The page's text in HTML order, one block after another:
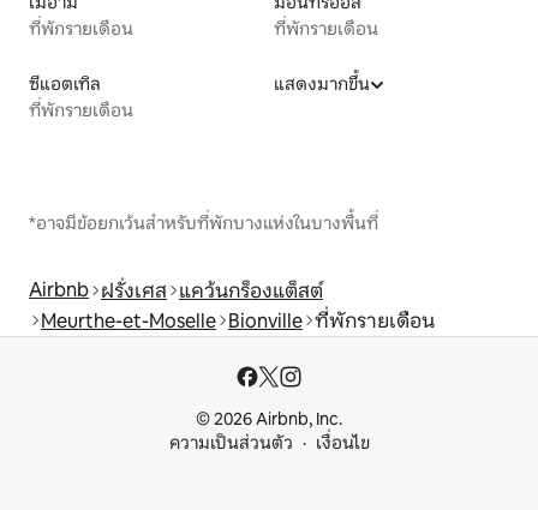
ที่พักรายเดือน
ที่พักรายเดือน
ซีแอตเทิล
ที่พักรายเดือน
แสดงมากขึ้น
*อาจมีข้อยกเว้นสำหรับที่พักบางแห่งในบางพื้นที่
Airbnb ฝรั่งเศส แคว้นกร็องแต็สต์
Meurthe-et-Moselle Bionville ที่พักรายเดือน
© 2026 Airbnb, Inc.
ความเป็นส่วนตัว
เงื่อนไข